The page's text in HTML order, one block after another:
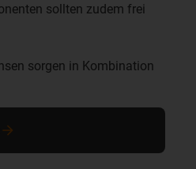
sollten zudem frei
sorgen in Kombination